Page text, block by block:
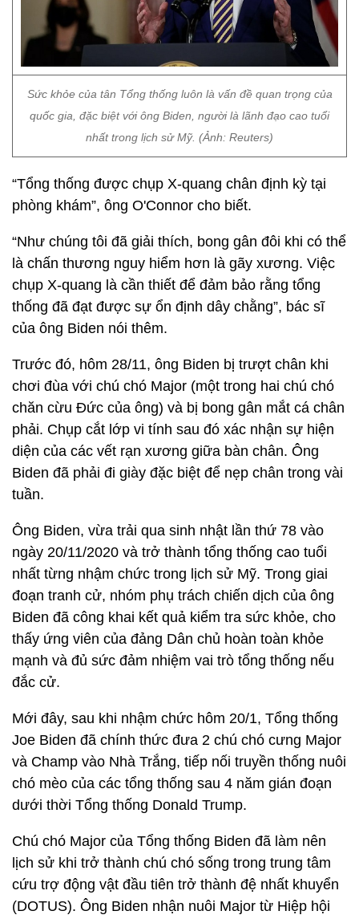
Sức khỏe của tân Tổng thống luôn là vấn đề quan trọng của
quốc gia, đặc biệt với ông Biden, người là lãnh đạo cao tuổi
nhất trong lịch sử Mỹ. (Ảnh: Reuters)
“Tổng thống được chụp X-quang chân định kỳ tại
phòng khám”, ông O'Connor cho biết.
“Như chúng tôi đã giải thích, bong gân đôi khi có thể
là chấn thương nguy hiểm hơn là gãy xương. Việc
chụp X-quang là cần thiết để đảm bảo rằng tổng
thống đã đạt được sự ổn định dây chằng”, bác sĩ
của ông Biden nói thêm.
Trước đó, hôm 28/11, ông Biden bị trượt chân khi
chơi đùa với chú chó Major (một trong hai chú chó
chăn cừu Đức của ông) và bị bong gân mắt cá chân
phải. Chụp cắt lớp vi tính sau đó xác nhận sự hiện
diện của các vết rạn xương giữa bàn chân. Ông
Biden đã phải đi giày đặc biệt để nẹp chân trong vài
tuần.
Ông Biden, vừa trải qua sinh nhật lần thứ 78 vào
ngày 20/11/2020 và trở thành tổng thống cao tuổi
nhất từng nhậm chức trong lịch sử Mỹ. Trong giai
đoạn tranh cử, nhóm phụ trách chiến dịch của ông
Biden đã công khai kết quả kiểm tra sức khỏe, cho
thấy ứng viên của đảng Dân chủ hoàn toàn khỏe
mạnh và đủ sức đảm nhiệm vai trò tổng thống nếu
đắc cử.
Mới đây, sau khi nhậm chức hôm 20/1, Tổng thống
Joe Biden đã chính thức đưa 2 chú chó cưng Major
và Champ vào Nhà Trắng, tiếp nối truyền thống nuôi
chó mèo của các tổng thống sau 4 năm gián đoạn
dưới thời Tổng thống Donald Trump.
Chú chó Major của Tổng thống Biden đã làm nên
lịch sử khi trở thành chú chó sống trong trung tâm
cứu trợ động vật đầu tiên trở thành đệ nhất khuyển
(DOTUS). Ông Biden nhận nuôi Major từ Hiệp hội